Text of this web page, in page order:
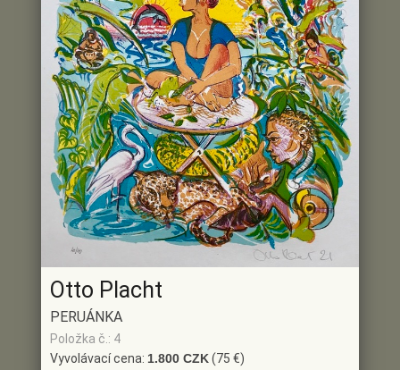
Otto Placht
PERUÁNKA
Položka č.: 4
Vyvolávací cena: 1.800 CZK(75 €)